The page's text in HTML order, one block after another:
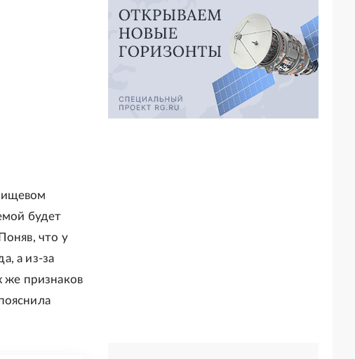
будет
что у
а из-за
же признаков